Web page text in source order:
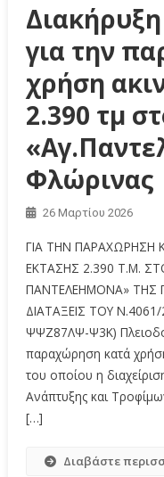
για την
χρήση
2.390 τμ
Φλώρινας
26 Μαρτίου 2026
ΓΙΑ ΤΗΝ ΠΑΡΑΧΩΡΗΣΗ
ΕΚΤΑΣΗΣ 2.390 Τ.Μ.
ΠΑΝΤΕΛΕΗΜΟΝΑ» ΤΗΣ
ΔΙΑΤΑΞΕΙΣ ΤΟΥ
ΨΨΖ87ΛΨ-Ψ3Κ)
παραχώρηση κατά
του οποίου η
Ανάπτυξης και
[…]
Διαβάστε